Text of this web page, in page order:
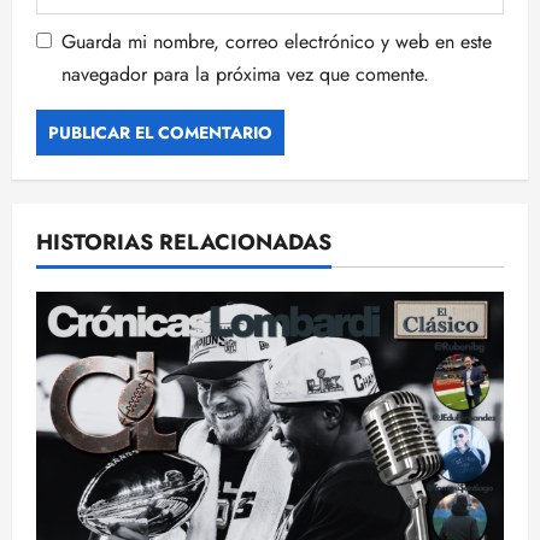
Guarda mi nombre, correo electrónico y web en este
navegador para la próxima vez que comente.
HISTORIAS RELACIONADAS